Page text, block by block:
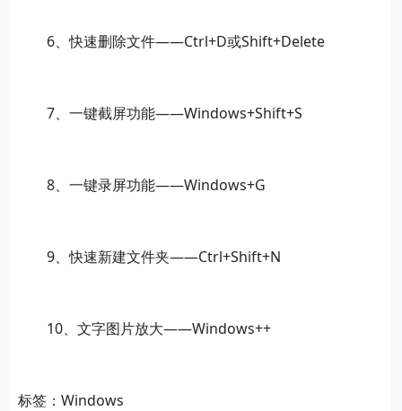
6、快速删除文件——Ctrl+D或Shift+Delete
7、 一键截屏功能——Windows+Shift+S
8、一键录屏功能——Windows+G
9、快速新建文件夹——Ctrl+Shift+N
10、 文字图片放大——Windows++
标签：Windows